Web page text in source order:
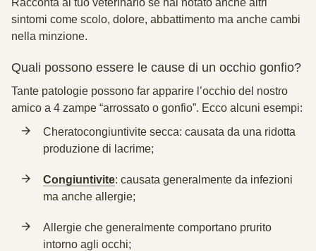
Racconta al tuo veterinario se hai notato anche altri
sintomi come scolo, dolore, abbattimento ma anche cambi
nella minzione.
Quali possono essere le cause di un occhio gonfio?
Tante patologie possono far apparire l’occhio del nostro
amico a 4 zampe “arrossato o gonfio”. Ecco alcuni esempi:
Cheratocongiuntivite secca: causata da una ridotta
produzione di lacrime;
Congiuntivite: causata generalmente da infezioni
ma anche allergie;
Allergie che generalmente comportano prurito
intorno agli occhi;